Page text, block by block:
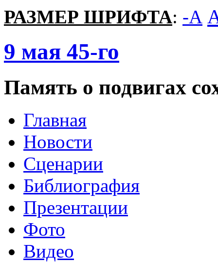
РАЗМЕР ШРИФТА: -A
9 мая 45-го
Память о подвигах
Главная
Новости
Сценарии
Библиография
Презентации
Фото
Видео